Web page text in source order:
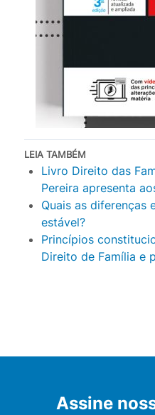
LEIA TAMBÉM
Livro Direito das
Pereira apresenta
Quais as diferenças
estável?
Princípios
Direito de Família e
Assine